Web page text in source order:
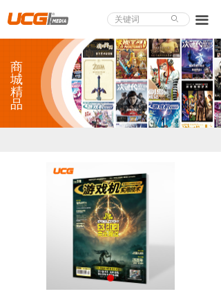
끀
About UCG
游戏评测
业界论道
个人中心
ꄙ
商
城
精
品